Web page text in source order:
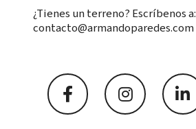
¿Tienes un terreno? Escríbenos a:
contacto@armandoparedes.com